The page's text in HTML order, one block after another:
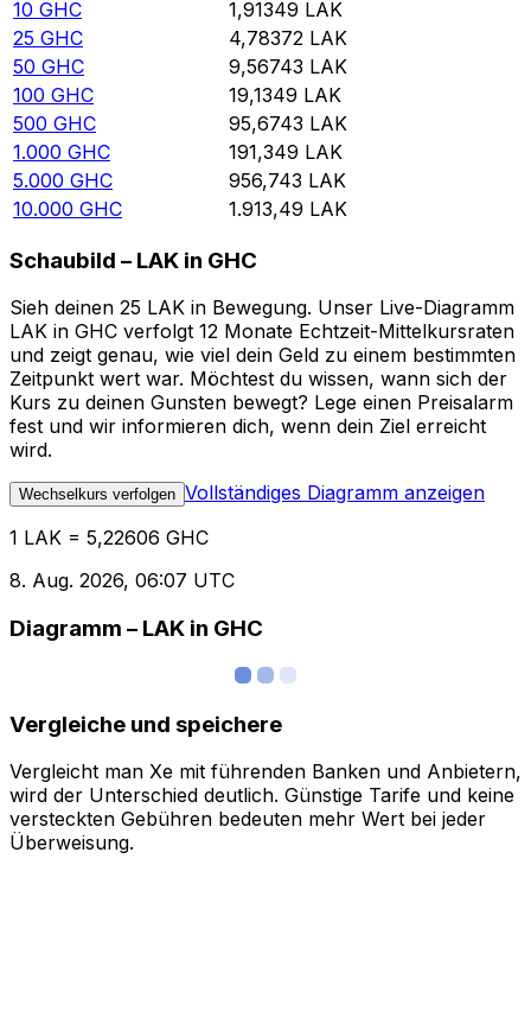
10 GHC 1,91349 LAK
25 GHC 4,78372 LAK
50 GHC 9,56743 LAK
100 GHC 19,1349 LAK
500 GHC 95,6743 LAK
1.000 GHC 191,349 LAK
5.000 GHC 956,743 LAK
10.000 GHC 1.913,49 LAK
Schaubild – LAK in GHC
Sieh deinen 25 LAK in Bewegung. Unser Live-Diagramm
LAK in GHC verfolgt 12 Monate Echtzeit-Mittelkursraten
und zeigt genau, wie viel dein Geld zu einem bestimmten
Zeitpunkt wert war. Möchtest du wissen, wann sich der
Kurs zu deinen Gunsten bewegt? Lege einen Preisalarm
fest und wir informieren dich, wenn dein Ziel erreicht
wird.
Wechselkurs verfolgen Vollständiges Diagramm anzeigen
1 LAK = 5,22606 GHC
8. Aug. 2026, 06:07 UTC
Diagramm – LAK in GHC
Vergleiche und speichere
Vergleicht man Xe mit führenden Banken und Anbietern,
wird der Unterschied deutlich. Günstige Tarife und keine
versteckten Gebühren bedeuten mehr Wert bei jeder
Überweisung.